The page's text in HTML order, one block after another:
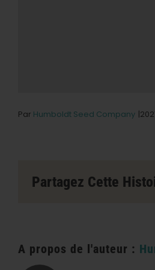
Par Humboldt Seed Company
Partagez Cette
A propos de l'auteur :